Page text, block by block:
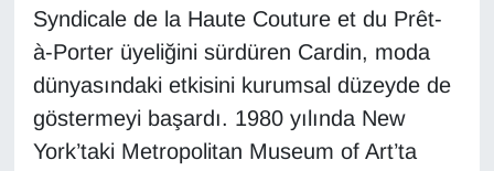
Syndicale de la Haute Couture et du Prêt-
à-Porter üyeliğini sürdüren Cardin, moda
dünyasındaki etkisini kurumsal düzeyde de
göstermeyi başardı. 1980 yılında New
York’taki Metropolitan Museum of Art’ta